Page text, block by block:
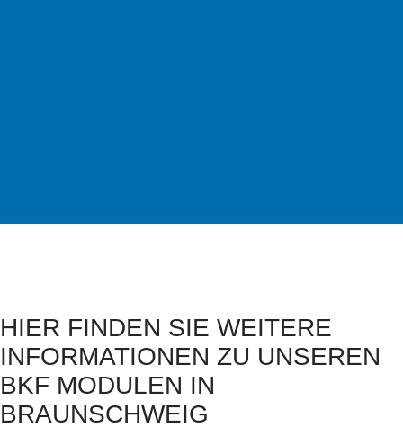
HIER FINDEN SIE WEITERE
INFORMATIONEN ZU UNSEREN
BKF MODULEN IN
BRAUNSCHWEIG